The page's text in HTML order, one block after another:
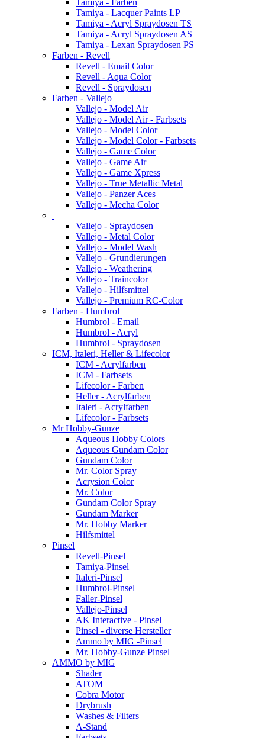
Tamiya - Farben
Tamiya - Lacquer Paints LP
Tamiya - Acryl Spraydosen TS
Tamiya - Acryl Spraydosen AS
Tamiya - Lexan Spraydosen PS
Farben - Revell
Revell - Email Color
Revell - Aqua Color
Revell - Spraydosen
Farben - Vallejo
Vallejo - Model Air
Vallejo - Model Air - Farbsets
Vallejo - Model Color
Vallejo - Model Color - Farbsets
Vallejo - Game Color
Vallejo - Game Air
Vallejo - Game Xpress
Vallejo - True Metallic Metal
Vallejo - Panzer Aces
Vallejo - Mecha Color
Vallejo - Spraydosen
Vallejo - Metal Color
Vallejo - Model Wash
Vallejo - Grundierungen
Vallejo - Weathering
Vallejo - Traincolor
Vallejo - Hilfsmittel
Vallejo - Premium RC-Color
Farben - Humbrol
Humbrol - Email
Humbrol - Acryl
Humbrol - Spraydosen
ICM, Italeri, Heller & Lifecolor
ICM - Acrylfarben
ICM - Farbsets
Lifecolor - Farben
Heller - Acrylfarben
Italeri - Acrylfarben
Lifecolor - Farbsets
Mr Hobby-Gunze
Aqueous Hobby Colors
Aqueous Gundam Color
Gundam Color
Mr. Color Spray
Acrysion Color
Mr. Color
Gundam Color Spray
Gundam Marker
Mr. Hobby Marker
Hilfsmittel
Pinsel
Revell-Pinsel
Tamiya-Pinsel
Italeri-Pinsel
Humbrol-Pinsel
Faller-Pinsel
Vallejo-Pinsel
AK Interactive - Pinsel
Pinsel - diverse Hersteller
Ammo by MIG -Pinsel
Mr. Hobby-Gunze Pinsel
AMMO by MIG
Shader
ATOM
Cobra Motor
Drybrush
Washes & Filters
A-Stand